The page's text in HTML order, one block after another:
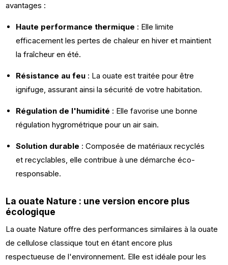
avantages :
Haute performance thermique : Elle limite
efficacement les pertes de chaleur en hiver et maintient
la fraîcheur en été.
Résistance au feu : La ouate est traitée pour être
ignifuge, assurant ainsi la sécurité de votre habitation.
Régulation de l'humidité : Elle favorise une bonne
régulation hygrométrique pour un air sain.
Solution durable : Composée de matériaux recyclés
et recyclables, elle contribue à une démarche éco-
responsable.
La ouate Nature : une version encore plus
écologique
La ouate Nature offre des performances similaires à la ouate
de cellulose classique tout en étant encore plus
respectueuse de l'environnement. Elle est idéale pour les